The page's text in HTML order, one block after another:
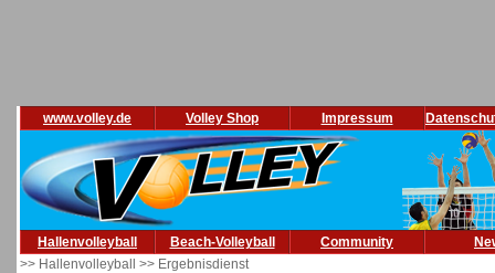
www.volley.de Volley Shop Impressum
Hallenvolleyball Beach-Volleyball Community
>> Hallenvolleyball >> Ergebnisdienst